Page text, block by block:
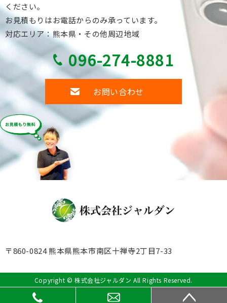
ください。
お見積もりはお電話からのみ承っています。
対応エリア：熊本県・その他周辺地域
096-274-8881
お問い合わせ
〒860-0824 熊本県熊本市南区十禅寺2丁目7-33
Copyright © 株式会社ジャルダン All Rights Reserved.